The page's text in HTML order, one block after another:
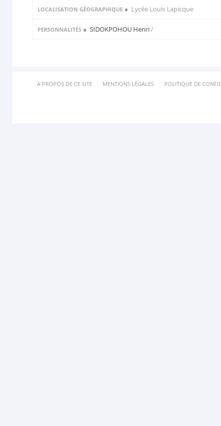
LOCALISATION GÉOGRAPHIQUE ● Lycée Louis Lapicque
PERSONNALITÉS ● SIDOKPOHOU Henri/
A PROPOS DE CE SITE MENTIONS LÉGALES POLITIQUE DE